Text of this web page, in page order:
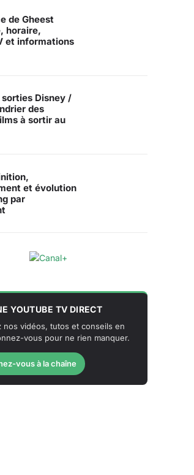
de Gheest
horaire,
et informations
Disney /
des
à sortir au
et évolution
par
YOUTUBE TV DIRECT
nos vidéos, tutos et conseils en
vous pour ne rien manquer.
vous à la chaîne